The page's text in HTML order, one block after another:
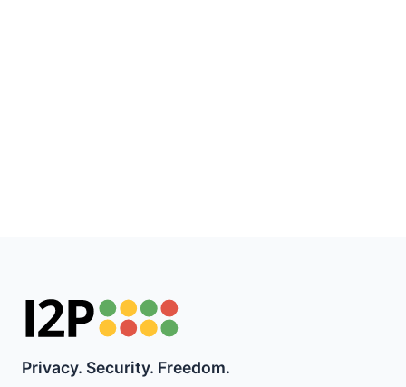
Privacy. Security. Freedom.